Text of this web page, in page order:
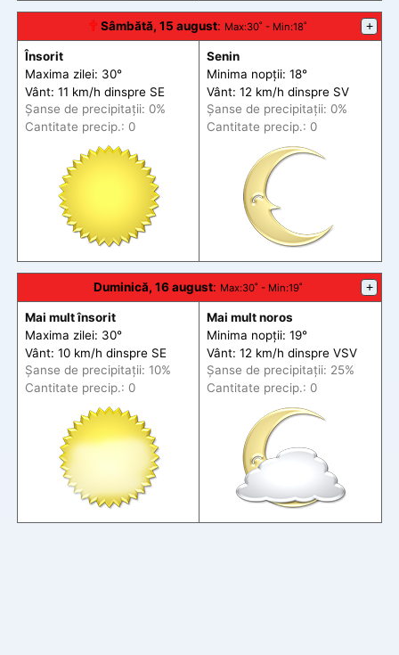
🕆 Sâmbătă, 15 august: Max:30˚ - Min:18˚ +
Însorit
Maxima zilei: 30°
Vânt: 11 km/h dinspre SE
Șanse de precipitații: 0%
Cantitate precip.: 0
Senin
Minima nopții: 18°
Vânt: 12 km/h dinspre SV
Șanse de precipitații: 0%
Cantitate precip.: 0
Duminică, 16 august: Max:30˚ - Min:19˚ +
Mai mult însorit
Maxima zilei: 30°
Vânt: 10 km/h dinspre SE
Șanse de precipitații: 10%
Cantitate precip.: 0
Mai mult noros
Minima nopții: 19°
Vânt: 12 km/h dinspre VSV
Șanse de precipitații: 25%
Cantitate precip.: 0